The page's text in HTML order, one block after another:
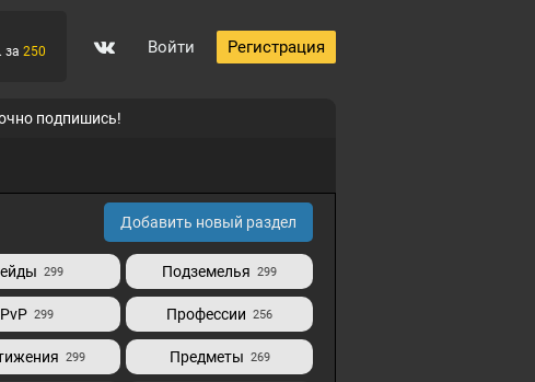
за 250
за125
за200
Войти Регистрация
подпишись!
Добавить новый раздел
299 Подземелья 299
PvP 299 Профессии 256
299 Предметы 269